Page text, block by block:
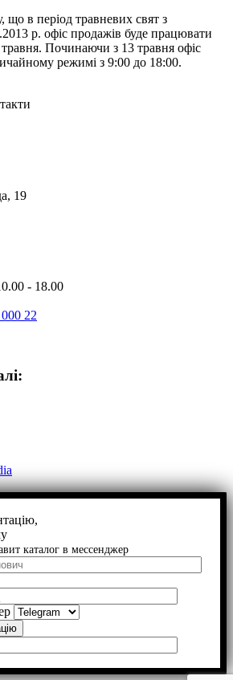
що в період травневих свят з
р. офіс продажів буде працювати
травня. Починаючи з 13 травня офіс
режимі з 9:00 до 18:00.
19
- 18.00
22
каталог в мессенджер